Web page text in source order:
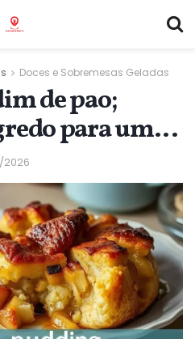
Doces e Sobremesas Geladas
de pao;
para uma
2026